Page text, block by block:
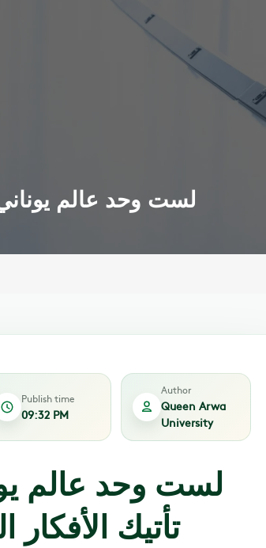
لست وحد عالم يوناني
Publish time
09:32 PM
Author
Queen Arwa
University
لست وحد عالم
تأتيك الأفكار